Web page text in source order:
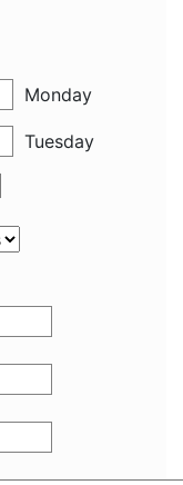
Monday
Tuesday